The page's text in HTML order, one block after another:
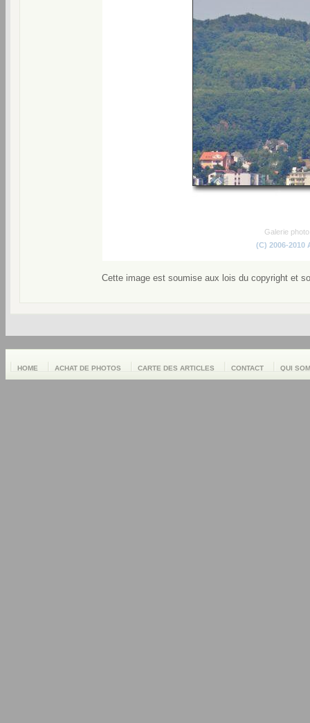
Galerie
(C) 2006-2010
Cette image est soumise aux lois du copyright et
HOME ACHAT DE PHOTOS CARTE DES ARTICLES CONTACT QUI